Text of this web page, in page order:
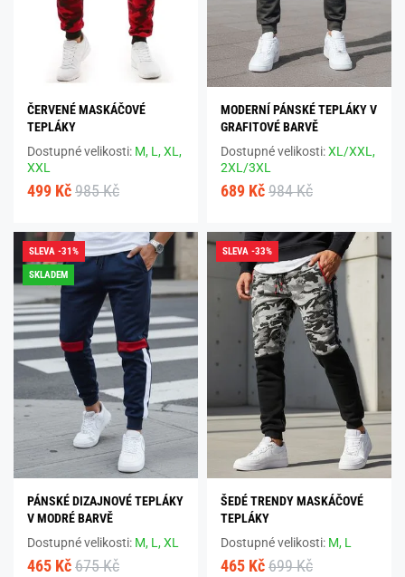
ČERVENÉ MASKÁČOVÉ
TEPLÁKY
Dostupné velikosti: M, L,XL,
XXL
499 Kč 985 Kč
MODERNÍ PÁNSKÉ TEPLÁKY V
GRAFITOVÉ BARVĚ
Dostupné velikosti:XL/XXL,
2XL/3XL
689 Kč 984 Kč
SLEVA -31%
SKLADEM
PÁNSKÉ DIZAJNOVÉ TEPLÁKY
V MODRÉ BARVĚ
Dostupné velikosti: M, L,XL
465 Kč 675 Kč
SLEVA -33%
ŠEDÉ TRENDY MASKÁČOVÉ
TEPLÁKY
Dostupné velikosti: M, L
465 Kč 699 Kč